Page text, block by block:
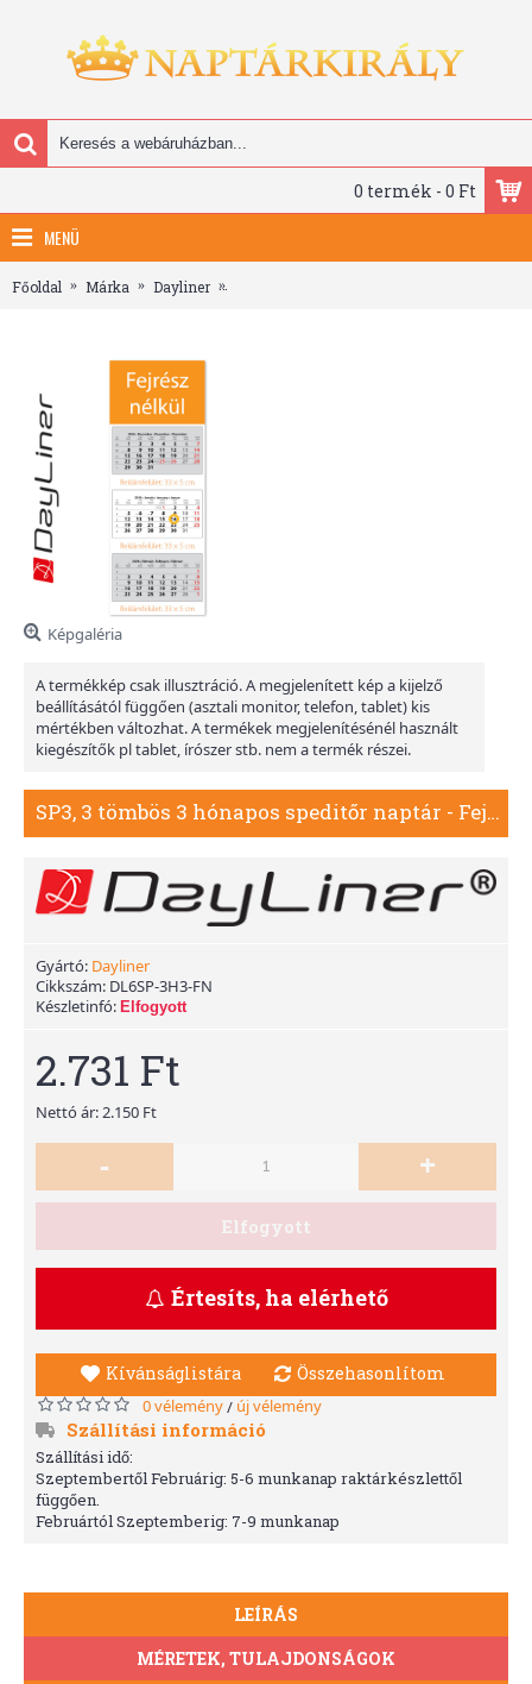
0 termék - 0 Ft
MENÜ
Főoldal Márka Dayliner
Képgaléria
A termékkép csak illusztráció. A megjelenített kép a kijelző
beállításától függően (asztali monitor, telefon, tablet) kis
mértékben változhat. A termékek megjelenítésénél használt
kiegészítők pl tablet, írószer stb. nem a termék részei.
SP3, 3 tömbös 3 hónapos speditőr naptár - Fejrész nélkül
Gyártó: Dayliner
Cikkszám: DL6SP-3H3-FN
Készletinfó: Elfogyott
2.731 Ft
Nettó ár: 2.150 Ft
- +
Elfogyott
Értesíts, ha elérhető
Kívánságlistára Összehasonlítom
0 vélemény/ új vélemény
Szállítási információ
Szállítási idő:
Szeptembertől Februárig: 5-6 munkanap raktárkészlettől
függően.
Februártól Szeptemberig: 7-9 munkanap
LEÍRÁS
MÉRETEK, TULAJDONSÁGOK